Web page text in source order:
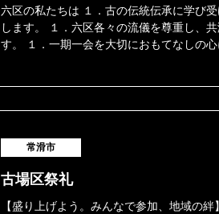
六区の私たちは １．古の伝統伝承に学び
します。 １．六区各々の流儀を尊重し、
す。 １．一期一会を大切におもてなしの心
常滑市
古場区祭礼
【盛り上げよう。みんなで参加、地域の